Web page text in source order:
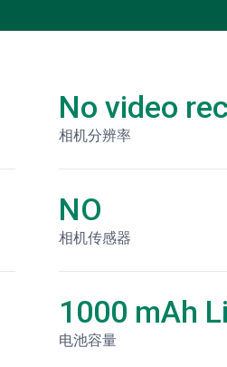
No video
相机分辨率
NO
相机传感器
1000 mAh
电池容量